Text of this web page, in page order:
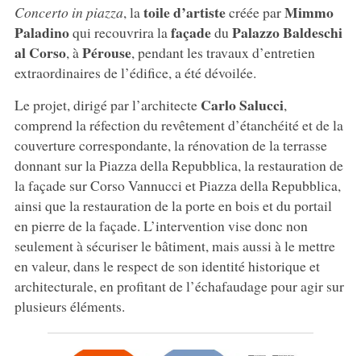
Concerto in piazza, la toile d’artistecréée parMimmo
Paladinoqui recouvrira la façadeduPalazzo Baldeschi
al Corso, à Pérouse, pendant les travaux d’entretien
extraordinaires de l’édifice, a été dévoilée.
Le projet, dirigé par l’architecte Carlo Salucci,
comprend la réfection du revêtement d’étanchéité et de la
couverture correspondante, la rénovation de la terrasse
donnant sur la Piazza della Repubblica, la restauration de
la façade sur Corso Vannucci et Piazza della Repubblica,
ainsi que la restauration de la porte en bois et du portail
en pierre de la façade. L’intervention vise donc non
seulement à sécuriser le bâtiment, mais aussi à le mettre
en valeur, dans le respect de son identité historique et
architecturale, en profitant de l’échafaudage pour agir sur
plusieurs éléments.